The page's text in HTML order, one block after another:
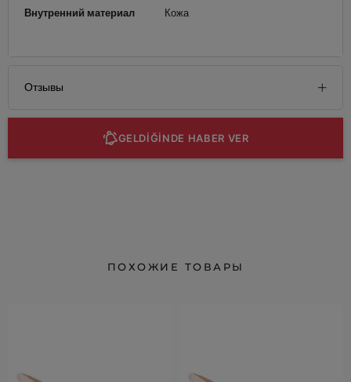
Внутренний материал Кожа
Отзывы
GELDİĞİNDE HABER VER
ПОХОЖИЕ ТОВАРЫ